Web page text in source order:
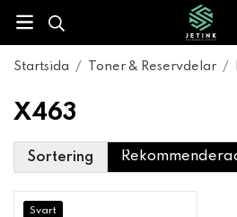
Startsida / Toner & Reservdelar /
X463
Sortering
Svart